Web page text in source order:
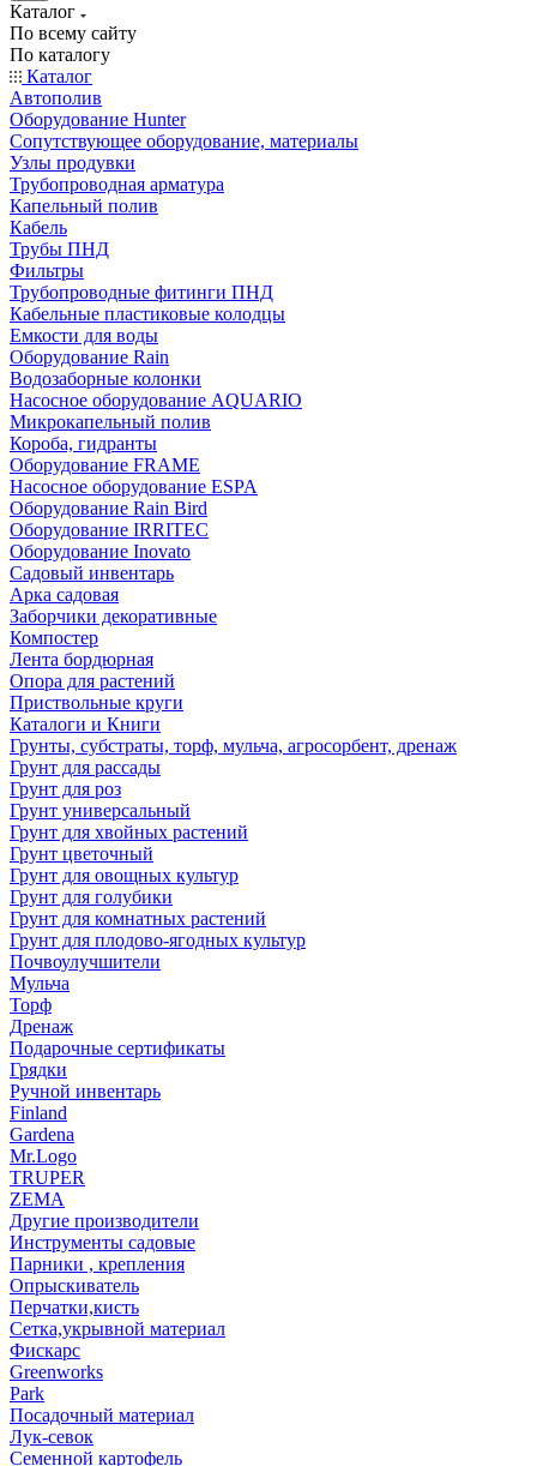
Каталог
По всему сайту
По каталогу
Каталог
Автополив
Оборудование Hunter
Сопутствующее оборудование, материалы
Узлы продувки
Трубопроводная арматура
Капельный полив
Кабель
Трубы ПНД
Фильтры
Трубопроводные фитинги ПНД
Кабельные пластиковые колодцы
Емкости для воды
Оборудование Rain
Водозаборные колонки
Насосное оборудование AQUARIO
Микрокапельный полив
Короба, гидранты
Оборудование FRAME
Насосное оборудование ESPA
Оборудование Rain Bird
Оборудование IRRITEC
Оборудование Inovato
Садовый инвентарь
Арка садовая
Заборчики декоративные
Компостер
Лента бордюрная
Опора для растений
Приствольные круги
Каталоги и Книги
Грунты, субстраты, торф, мульча, агросорбент, дренаж
Грунт для рассады
Грунт для роз
Грунт универсальный
Грунт для хвойных растений
Грунт цветочный
Грунт для овощных культур
Грунт для голубики
Грунт для комнатных растений
Грунт для плодово-ягодных культур
Почвоулучшители
Мульча
Торф
Дренаж
Подарочные сертификаты
Грядки
Ручной инвентарь
Finland
Gardena
Mr.Logo
TRUPER
ZEMA
Другие производители
Инструменты садовые
Парники , крепления
Опрыскиватель
Перчатки,кисть
Сетка,укрывной материал
Фискарс
Greenworks
Park
Посадочный материал
Лук-севок
Семенной картофель